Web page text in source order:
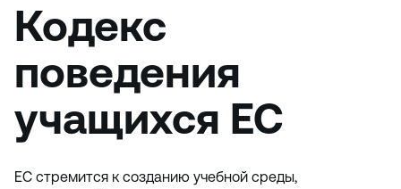
Кодекс
поведения
учащихся EC
EC стремится к созданию учебной среды,